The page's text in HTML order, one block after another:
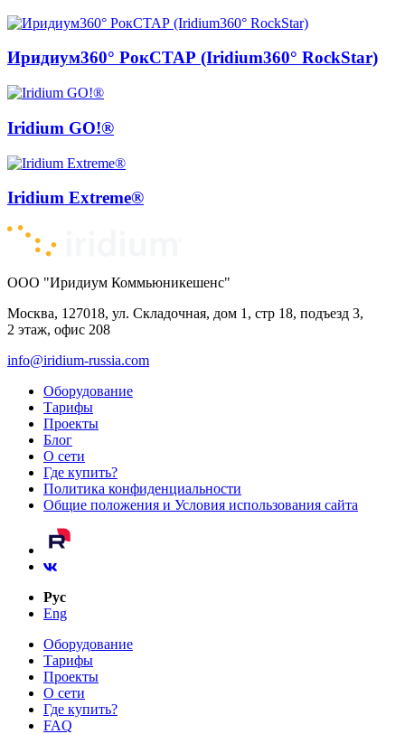
Иридиум360° РокСТАР (Iridium360° RockStar)
Iridium GO!®
Iridium Extreme®
ООО "Иридиум Коммьюникешенс"
Москва, 127018, ул. Складочная, дом 1, стр 18, подъезд 3,
2 этаж, офис 208
info@iridium-russia.com
Оборудование
Тарифы
Проекты
Блог
О сети
Где купить?
Политика конфиденциальности
Общие положения и Условия использования сайта
Рус
Eng
Оборудование
Тарифы
Проекты
О сети
Где купить?
FAQ